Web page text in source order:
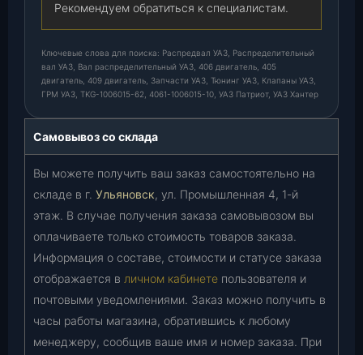
Рекомендуем обратиться к специалистам.
Ключевые слова для поиска: Распредвал УАЗ, Распределительный
вал УАЗ, Вал распределительный УАЗ, 406 двигатель, 405
двигатель, 409 двигатель, Запчасти УАЗ, Тюнинг УАЗ, Клапаны УАЗ,
ГРМ УАЗ, TKG-1006015-62, 4061-1006015-10, УАЗ Патриот, УАЗ Хантер
Самовывоз со склада
Вы можете получить ваш заказ самостоятельно на
складе в г. Ульяновск, ул. Промышленная 4, 1-й
этаж. В случае получения заказа самовывозом вы
оплачиваете только стоимость товаров заказа.
Информация о составе, стоимости и статусе заказа
отображается в личном кабинете пользователя и
почтовыми уведомлениями. Заказ можно получить в
часы работы магазина, обратившись к любому
менеджеру, сообщив ваше имя и номер заказа. При